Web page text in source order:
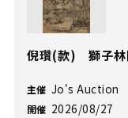
倪瓚(款) 獅子林
主催 Jo's Auction
開催 2026/08/27